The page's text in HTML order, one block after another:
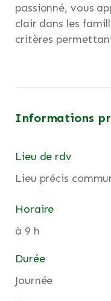
passionné, vous
clair dans les
critères
Informations
Lieu de rdv
Lieu précis
Horaire
à 9 h
Durée
Journée